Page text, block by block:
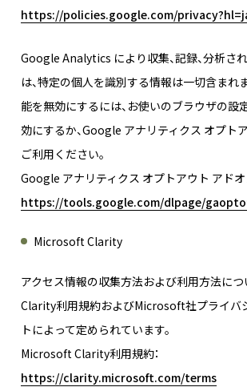
https://policies.google.com/
Google Analytics により収集、記録、分析さ
は、特定の個人を識別する情報は一切含まれ
能を無効にするには、お使いのブラウザの設
効にするか、Google アナリティクス オプト
ご利用ください。
Google アナリティクス オプトアウト アドオ
https://tools.google.com/dlpage/
Microsoft Clarity
アクセス情報の収集方法および利用方法に
Clarity利用規約およびMicrosoft社プライバ
トによって定められています。
Microsoft Clarity利用規約：
https://clarity.microsoft.com/terms